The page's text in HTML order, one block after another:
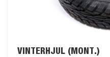
VINTERHJUL (MONT.)